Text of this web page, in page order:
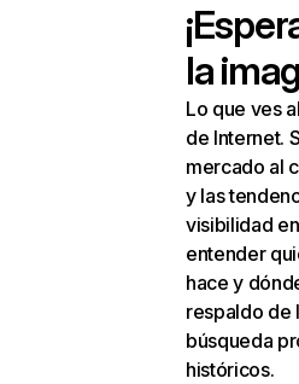
la
Lo que ves
de Internet.
mercado al
y las
visibilidad
entender
hace y
respaldo de
búsqueda
históricos.